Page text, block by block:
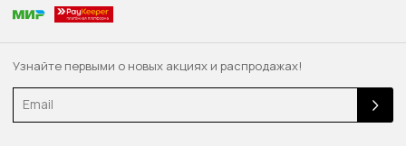
Узнайте первыми о новых акциях и распродажах!
Email